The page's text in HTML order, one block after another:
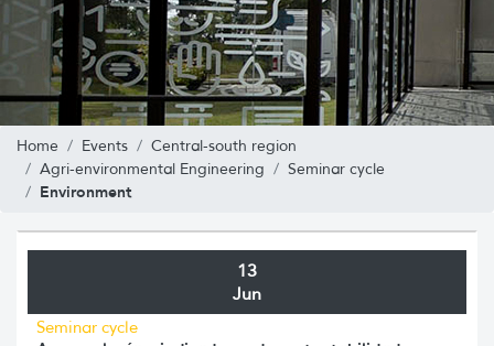
Home Events
Central-south region
Agri-environmental Engineering
Seminar cycle
Environment
13
Jun
Seminar cycle